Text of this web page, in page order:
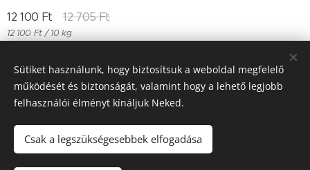
12 100 Ft 12 705Ft
12 100 Ft / 10 kg
Till "96" Kft Adószán: 11385497-2-05
Sütiket használunk, hogy biztosítsuk a weboldal megfelelő
működését és biztonságát, valamint hogy a lehető legjobb
felhasználói élményt kínáljuk Neked.
Csak a legszükségesebbek elfogadása